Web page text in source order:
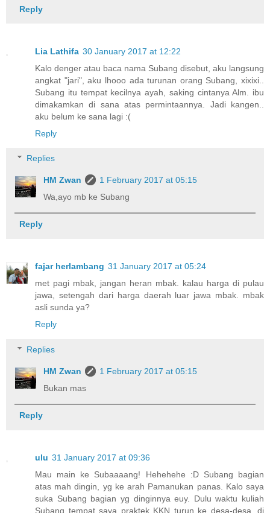
Reply
Lia Lathifa 30 January 2017 at 12:22
Kalo denger atau baca nama Subang disebut, aku langsung
angkat "jari", aku lhooo ada turunan orang Subang, xixixi..
Subang itu tempat kecilnya ayah, saking cintanya Alm. ibu
dimakamkan di sana atas permintaannya. Jadi kangen..
aku belum ke sana lagi :(
Reply
Replies
HM Zwan
1 February 2017 at 05:15
Wa,ayo mb ke Subang
Reply
fajar herlambang 31 January 2017 at 05:24
met pagi mbak, jangan heran mbak. kalau harga di pulau
jawa, setengah dari harga daerah luar jawa mbak. mbak
asli sunda ya?
Reply
Replies
HM Zwan
1 February 2017 at 05:15
Bukan mas
Reply
ulu 31 January 2017 at 09:36
Mau main ke Subaaaang! Hehehehe :D Subang bagian
atas mah dingin, yg ke arah Pamanukan panas. Kalo saya
suka Subang bagian yg dinginnya euy. Dulu waktu kuliah
Subang tempat saya praktek KKN turun ke desa-desa, di